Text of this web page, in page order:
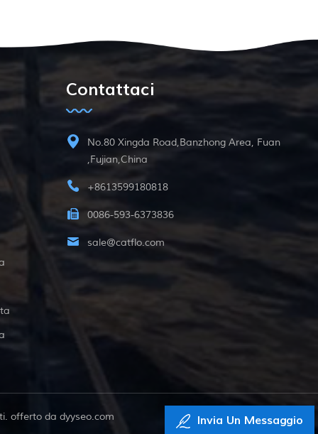
Contattaci
No.80 Xingda Road,Banzhong Area, Fuan
,Fujian,China
+8613599180818
0086-593-6373836
sale@catflo.com
offerto da dyyseo.com Invia Un Messaggio